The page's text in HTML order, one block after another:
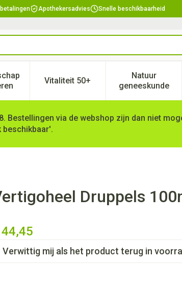
Apothekersadvies Snelle beschikbaarheid
en hygiëne categorie
voeding en vitamines categorie
submenu voor Zwangerschap en kinderen
Vitaliteit 50+Toon submenu voor Vitaliteit
Natuur
geneeskunde
Toon
via de webshop zijn dan niet
beschikbaar'.
Druppels
Verwittig mij als het product terug in